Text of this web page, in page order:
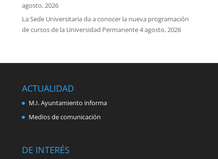
agosto, 2026
La Sede Universitaria da a conocer la nueva programación
de cursos de la Universidad Permanente4 agosto, 2026
ACTUALIDAD
M.I. Ayuntamiento informa
Medios de comunicación
DE INTERÉS